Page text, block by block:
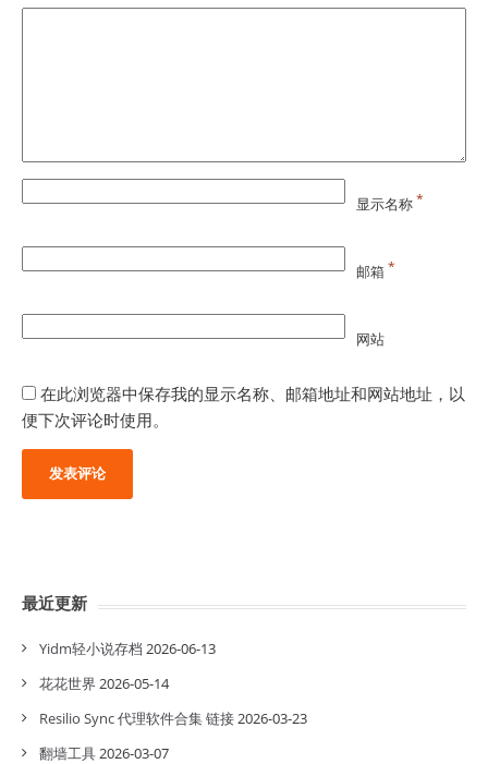
显示名称*
邮箱*
网站
在此浏览器中保存我的显示名称、邮箱地址和网站地址，以
便下次评论时使用。
最近更新
Yidm轻小说存档 2026-06-13
花花世界 2026-05-14
Resilio Sync 代理软件合集 链接2026-03-23
翻墙工具2026-03-07